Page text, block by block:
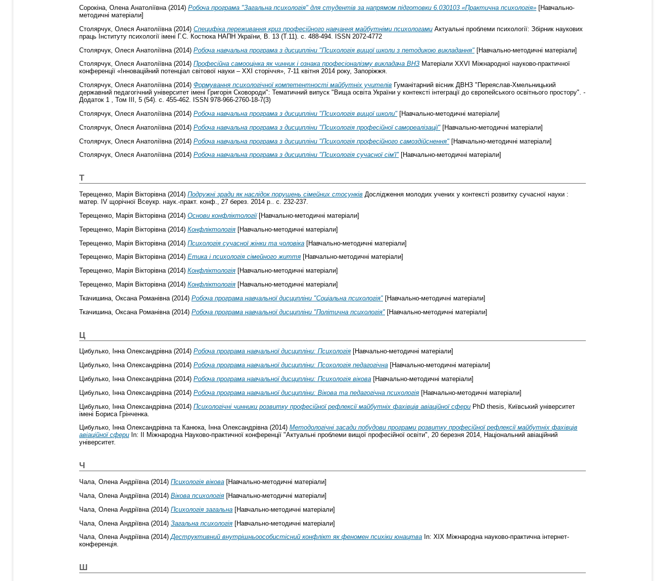
Сорокіна, Олена Анатоліївна(2014) Робоча програма "Загальна психологія" для студентів за напрямом підготовки 6.030103 «Практична психологія» [Навчально-
методичні матеріали]
Столярчук, Олеся Анатоліївна (2014) Специфіка переживання криз професійного навчання майбутніми психологами Актуальні проблеми психології: Збірник наукових
праць Інституту психології імені Г.С. Костюка НАПН України, В. 13 (Т.11). с. 488-494. ISSN 2072-4772
Столярчук, Олеся Анатоліївна (2014) Робоча навчальна програма з дисципліни "Психологія вищої школи з петодикою викладання" [Навчально-методичні матеріали]
Столярчук, Олеся Анатоліївна(2014) Професійна самооцінка як чинник і ознака професіоналізму викладача ВНЗ Матеріали ХХVІ Міжнародної науково-практичної
конференції «Інноваційний потенціал світової науки – ХХІ сторіччя», 7-11 квітня 2014 року, Запоріжжя.
Столярчук, Олеся Анатоліївна(2014) Формування психологічної компетентності майбутніх учителів Гуманітарний вісник ДВНЗ "Переяслав-Хмельницький
державний педагогічний університет імені Григорія Сковороди": Тематичний випуск "Вища освіта України у контексті інтеграції до європейського освітнього простору". -
Додаток 1 , Том ІІІ, 5 (54). с. 455-462. ISSN 978-966-2760-18-7(3)
Столярчук, Олеся Анатоліївна(2014) Робоча навчальна програма з дисципліни "Психологія вищої школи" [Навчально-методичні матеріали]
Столярчук, Олеся Анатоліївна (2014) Робоча навчальна програма з дисципліни "Психологія професійної самореалізації" [Навчально-методичні матеріали]
Столярчук, Олеся Анатоліївна (2014) Робоча навчальна програма з дисципліни "Психологія професійного самоздійснення" [Навчально-методичні матеріали]
Столярчук, Олеся Анатоліївна(2014) Робоча навчальна програма з дисципліни "Психологія сучасної сім'ї" [Навчально-методичні матеріали]
Т
Терещенко, Марія Вікторівна(2014) Подружні зради як наслідок порушень сімейних стосунків Дослідження молодих учених у контексті розвитку сучасної науки :
матер. ІV щорічної Всеукр. наук.-практ. конф., 27 берез. 2014 р.. с. 232-237.
Терещенко, Марія Вікторівна(2014) Основи конфліктології[Навчально-методичні матеріали]
Терещенко, Марія Вікторівна (2014) Конфліктологія [Навчально-методичні матеріали]
Терещенко, Марія Вікторівна (2014) Психологія сучасної жінки та чоловіка [Навчально-методичні матеріали]
Терещенко, Марія Вікторівна(2014) Етика і психологія сімейного життя [Навчально-методичні матеріали]
Терещенко, Марія Вікторівна(2014) Конфліктологія [Навчально-методичні матеріали]
Терещенко, Марія Вікторівна(2014) Конфліктологія [Навчально-методичні матеріали]
Ткачишина, Оксана Романівна (2014) Робоча програма навчальної дисципліни "Соціальна психологія" [Навчально-методичні матеріали]
Ткачишина, Оксана Романівна (2014) Робоча програма навчальної дисципліни "Політична психологія" [Навчально-методичні матеріали]
Ц
Цибулько, Інна Олександрівна(2014) Робоча програма навчальної дисципліни: Психологія [Навчально-методичні матеріали]
Цибулько, Інна Олександрівна(2014) Робоча програма навчальної дисципліни: Псохологія педагогічна [Навчально-методичні матеріали]
Цибулько, Інна Олександрівна(2014) Робоча програма навчальної дисципліни: Психологія вікова [Навчально-методичні матеріали]
Цибулько, Інна Олександрівна (2014) Робоча програма навчальної дисципліни: Вікова та педагогічна психологія [Навчально-методичні матеріали]
Цибулько, Інна Олександрівна (2014) Психологічні чинники розвитку професійної рефлексії майбутніх фахівців авіаційної сфери PhD thesis, Київський університет
імені Бориса Грінченка.
Цибулько, Інна Олександрівната Канюка, Інна Олександрівна(2014) Методологічні засади побудови програми розвитку професійної рефлексії майбутніх фахівців
авіаційної сфери In: II Міжнародна Науково-практичної конференції "Актуальні проблеми вищої професійної освіти", 20 березня 2014, Національний авіаційний
університет.
Ч
Чала, Олена Андріївна(2014) Психологія вікова [Навчально-методичні матеріали]
Чала, Олена Андріївна (2014) Вікова психологія [Навчально-методичні матеріали]
Чала, Олена Андріївна (2014) Психологія загальна [Навчально-методичні матеріали]
Чала, Олена Андріївна (2014) Загальна психологія [Навчально-методичні матеріали]
Чала, Олена Андріївна(2014)Деструктивний внутрішньоособистісний конфлікт як феномен психіки юнацтва In: ХІХ Міжнародна науково-практична інтернет-
конференція.
Ш